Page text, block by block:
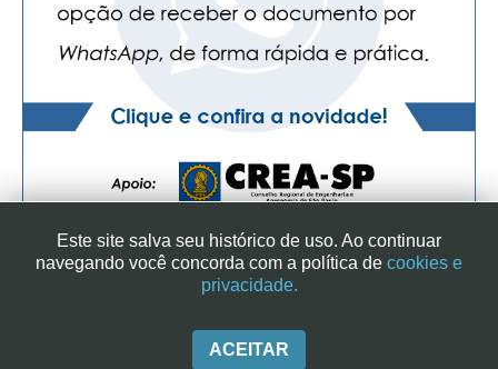
RELEASES
CONTATO
CADASTRO
ATUALIZAÇÃO CADASTRAL
NÚCLEO JOVEM
SINDICATO DOS ENGENHEIROS NO ESTADO DE SÃO PAULO
|+ 55 (11) 3113-2600
Este site salva seu histórico de uso. Ao continuar
navegando você concorda com a política de cookies e
privacidade.
ACEITAR